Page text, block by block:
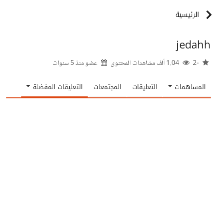
الرئيسية
jedahh
-2 عضو منذ5 سنوات
المساهمات التعليقات المجتمعات التعليقات المفضلة